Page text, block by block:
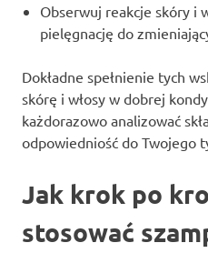
Obserwuj reakcje skóry i
pielęgnację do
Dokładne spełnienie tych
skórę i włosy w dobrej
każdorazowo analizować
odpowiedniość do Twojego
Jak krok po
stosować